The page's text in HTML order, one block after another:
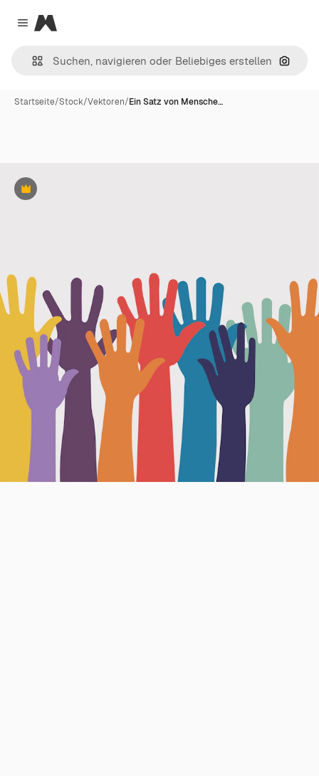
Close menu
Magnific
Nach
Startseite/Stock/Vektoren/Ein Satz von Mensche…
Premium